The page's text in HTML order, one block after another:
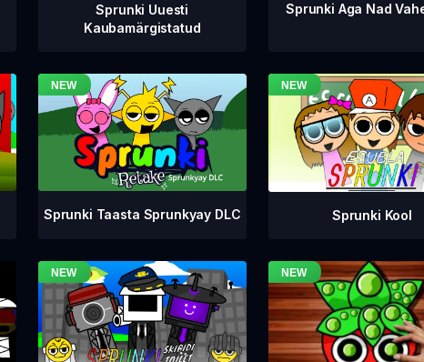
Sprunki Uuesti
Kaubamärgistatud
Sprunki Aga Nad
Sprunki Taasta Sprunkyay DLC Sprunki Kool